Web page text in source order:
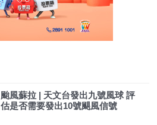
颱風蘇拉 | 天文台發出九號風球 評
估是否需要發出10號颶風信號